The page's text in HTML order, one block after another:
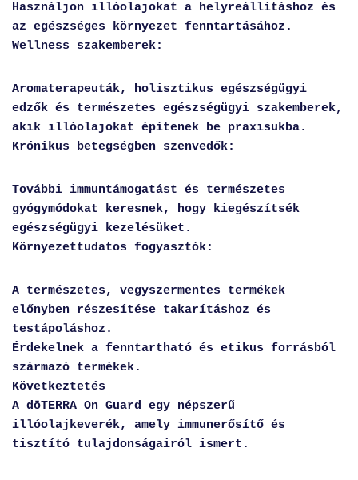
Használjon illóolajokat a helyreállításhoz és
az egészséges környezet fenntartásához.
Wellness szakemberek:
Aromaterapeuták, holisztikus egészségügyi
edzők és természetes egészségügyi szakemberek,
akik illóolajokat építenek be praxisukba.
Krónikus betegségben szenvedők:
További immuntámogatást és természetes
gyógymódokat keresnek, hogy kiegészítsék
egészségügyi kezelésüket.
Környezettudatos fogyasztók:
A természetes, vegyszermentes termékek
előnyben részesítése takarításhoz és
testápoláshoz.
Érdekelnek a fenntartható és etikus forrásból
származó termékek.
Következtetés
A dōTERRA On Guard egy népszerű
illóolajkeverék, amely immunerősítő és
tisztító tulajdonságairól ismert .